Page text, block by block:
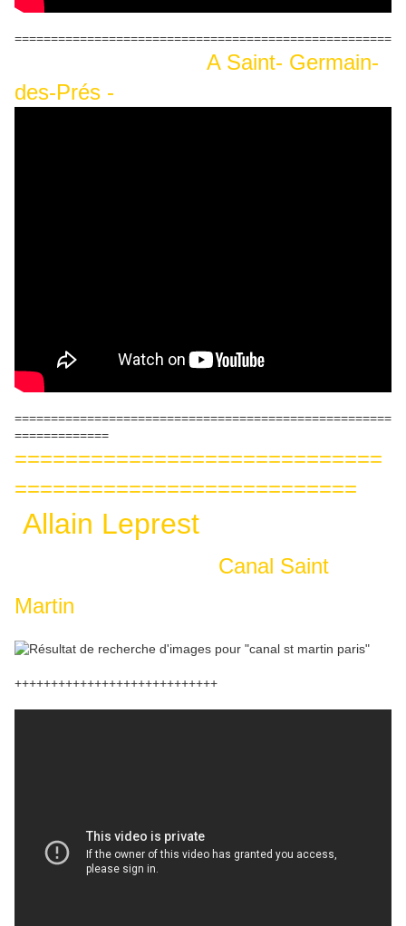
====================================================
A Saint- Germain-
des-Prés -
====================================================
=============
=============================
===========================
Allain Leprest
Canal Saint
Martin
++++++++++++++++++++++++++++